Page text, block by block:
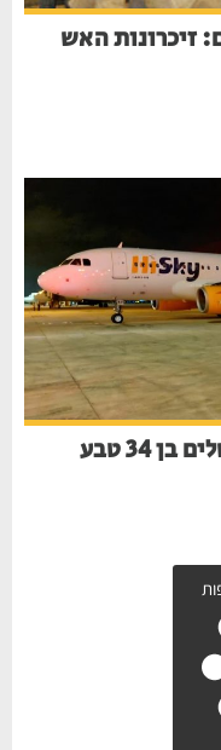
2 בירושלים: זיכרונות האש
טרגדיה בקפריסין: תושב ירושלים בן 34 טבע